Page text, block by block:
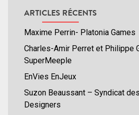
ARTICLES RÉCENTS
Maxime Perrin- Platonia Games
Charles-Amir Perret et Philippe
SuperMeeple
EnVies EnJeux
Suzon Beaussant – Syndicat
Designers